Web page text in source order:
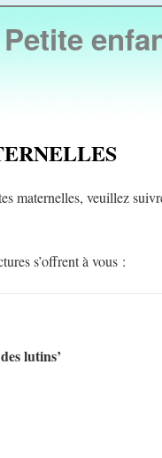
Petite
maternelles, veuillez
s’offrent à vous :
lutins’